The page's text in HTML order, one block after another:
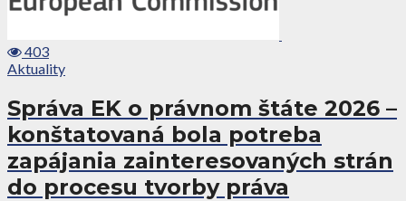
403
Aktuality
Správa EK o právnom štáte 2026 –
konštatovaná bola potreba
zapájania zainteresovaných strán
do procesu tvorby práva